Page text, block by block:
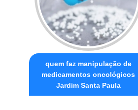
quem faz manipulação de
medicamentos oncológicos
Jardim Santa Paula